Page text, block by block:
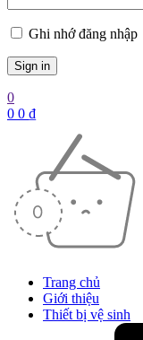
Ghi nhớ đăng nhập
0
0 0 ₫
Trang chủ
Giới thiệu
Thiết bị vệ sinh